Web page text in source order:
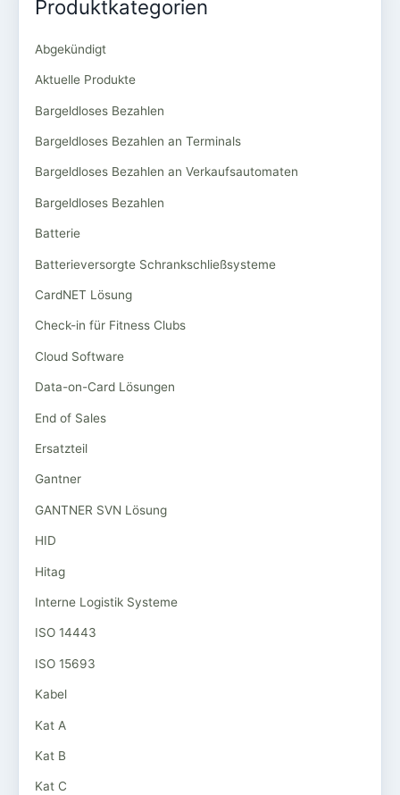
Produktkategorien
Abgekündigt
Aktuelle Produkte
Bargeldloses Bezahlen
Bargeldloses Bezahlen an Terminals
Bargeldloses Bezahlen an Verkaufsautomaten
Bargeldloses Bezahlen
Batterie
Batterieversorgte Schrankschließsysteme
CardNET Lösung
Check-in für Fitness Clubs
Cloud Software
Data-on-Card Lösungen
End of Sales
Ersatzteil
Gantner
GANTNER SVN Lösung
HID
Hitag
Interne Logistik Systeme
ISO 14443
ISO 15693
Kabel
Kat A
Kat B
Kat C